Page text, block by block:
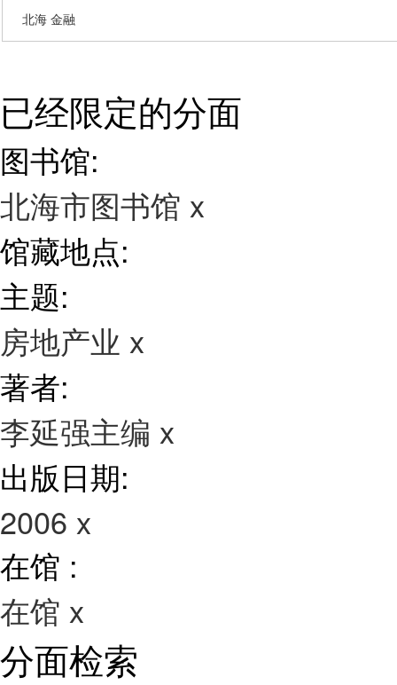
北海 金融
已经限定的分面
图书馆:
北海市图书馆 x
馆藏地点:
主题:
房地产业 x
著者:
李延强主编 x
出版日期:
2006 x
在馆 :
在馆 x
分面检索